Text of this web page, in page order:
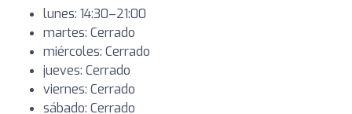
lunes: 14:30–21:00
martes: Cerrado
miércoles: Cerrado
jueves: Cerrado
viernes: Cerrado
sábado: Cerrado